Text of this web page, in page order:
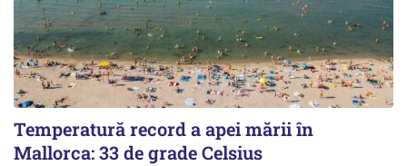
Temperatură record a apei mării în
Mallorca: 33 de grade Celsius